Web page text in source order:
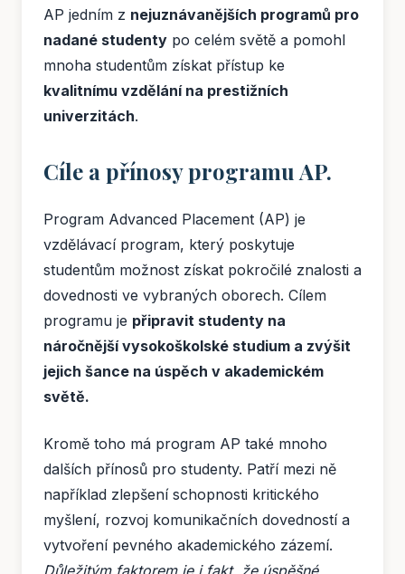
AP jedním z nejuznávanějších programů pro
nadané studenty po celém světě a pomohl
mnoha studentům získat přístup ke
kvalitnímu vzdělání na prestižních
univerzitách.
Cíle a přínosy programu AP.
Program Advanced Placement (AP) je
vzdělávací program, který poskytuje
studentům možnost získat pokročilé znalosti a
dovednosti ve vybraných oborech. Cílem
programu je připravit studenty na
náročnější vysokoškolské studium a zvýšit
jejich šance na úspěch v akademickém
světě.
Kromě toho má program AP také mnoho
dalších přínosů pro studenty. Patří mezi ně
například zlepšení schopnosti kritického
myšlení, rozvoj komunikačních dovedností a
vytvoření pevného akademického zázemí.